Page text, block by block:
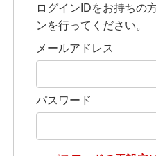
ログインIDをお持ちの
ンを行ってください。
メールアドレス
パスワード